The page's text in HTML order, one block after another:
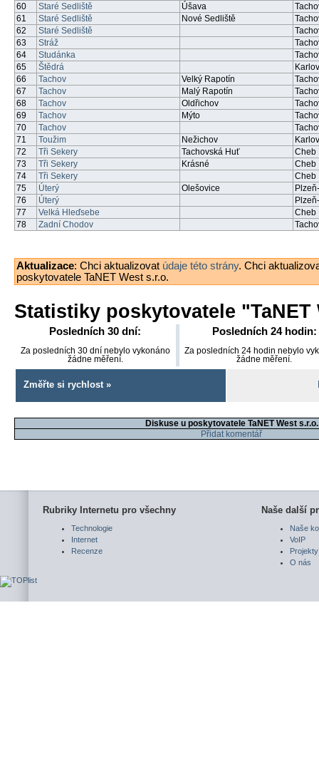
60
Staré Sedliště Úšava
61
Staré Sedliště Nové Sedliště
62
Staré Sedliště
63
Stráž
64
Studánka
65
Štědrá
66
Tachov Velký Rapotín
67
Tachov Malý Rapotín
68
Tachov Oldřichov
69
Tachov Mýto
70
Tachov
71
Toužim Nežichov
72
Tři Sekery Tachovská Huť
Cheb
73
Tři Sekery Krásné
Cheb
74
Tři Sekery
Cheb
75
Úterý Olešovice
76
Úterý
77
Velká Hleďsebe
Cheb
78
Zadní Chodov
Aktualizace: Chci aktualizovat údaje této strány. Chci
poskytovatele TaNET West s.r.o.
Statistiky poskytovatele "
Posledních 30 dní:
Za posledních 30 dní nebylo vykonáno
žádne měření.
Posledních 24 hodin:
Za posledních 24 hodin nebylo
žádne měření.
Změřte si rychlost »
Diskuse u poskytovatele TaNET West s.r.o.
Přidat komentář
Rubriky Internetu pro všechny
Technologie
Internet
Recenze
Naše další
Naše
VoIP
Projekty
O nás